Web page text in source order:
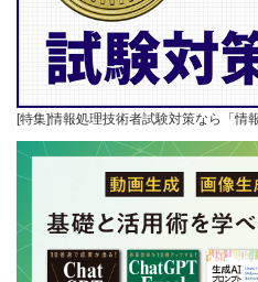
[特集]情報処理技術者試験対策なら「情